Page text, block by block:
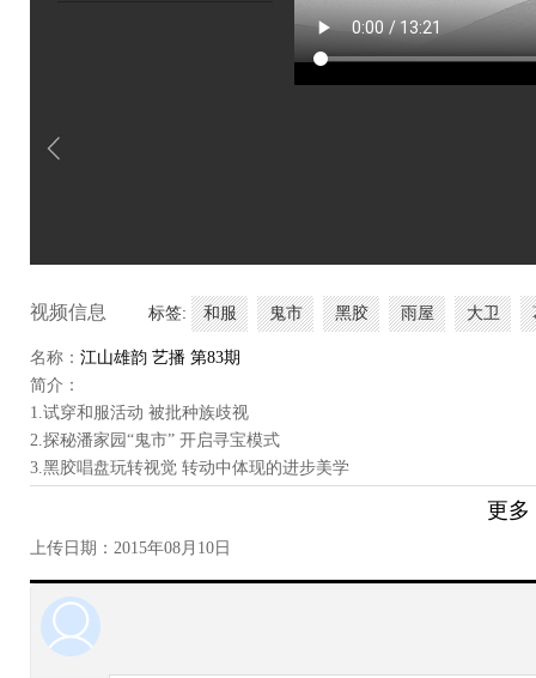
视频信息 标签: 和服 鬼市 黑胶 雨屋 大卫
名称： 江山雄韵 艺播 第83期
简介：
1.试穿和服活动 被批种族歧视
2.探秘潘家园“鬼市” 开启寻宝模式
3.黑胶唱盘玩转视觉 转动中体现的进步美学
6.葛饰北斋
更多
上传日期： 2015年08月10日
用户评论